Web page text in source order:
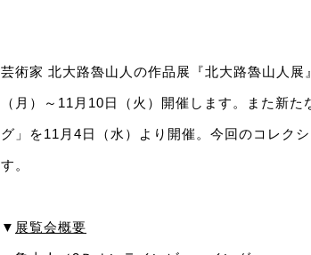
芸術家 北大路魯山人の作品展『北大路魯山人
（月）～11月10日（火）開催します。また新
グ」を11月4日（水）より開催。今回のコレク
す。
▼ 展覧会概要